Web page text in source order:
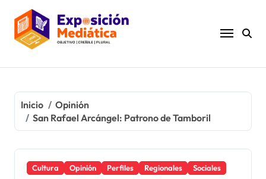
contenido
Inicio
Opinión
San Rafael Arcángel: Patrono de Tamboril
Cultura Opinión Perfiles Regionales Sociales